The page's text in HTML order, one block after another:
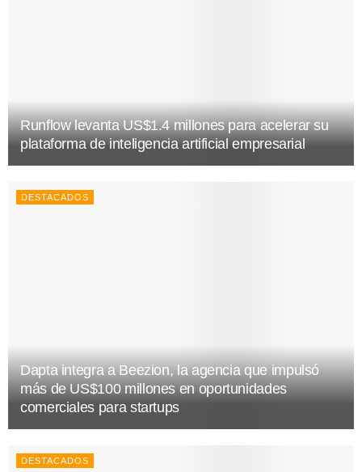
Runflow levanta US$1.4 millones para acelerar su
plataforma de inteligencia artificial empresarial
DESTACADOS
Dapta integra a Beezion, la agencia que impulsó
más de US$100 millones en oportunidades
comerciales para startups
DESTACADOS